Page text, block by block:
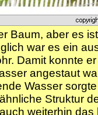
Baum, aber es
war es ein
Damit konnte
angestaut
Wasser
Struktur
weiterhin